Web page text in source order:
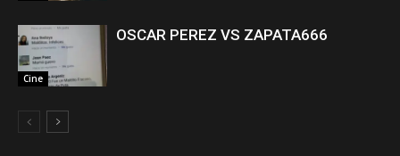
Cine
OSCAR PEREZ VS ZAPATA666